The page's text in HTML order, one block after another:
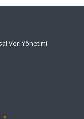
Veri Yönetimi